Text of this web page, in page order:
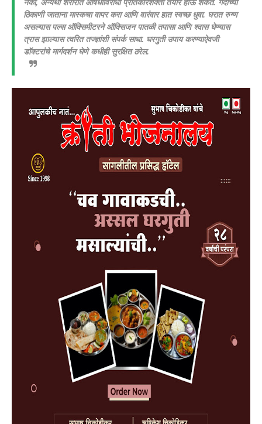
ठिकाणी जाताना मास्कचा वापर करा आणि वारंवार हात स्वच्छ धुवा. घरात रुग्ण
असल्यास पल्स ऑक्सिमीटरने ऑक्सिजन पातळी तपासा आणि श्वास घेण्यास
त्रास झाल्यास त्वरित तज्ज्ञांशी संपर्क साधा. घरगुती उपाय करण्याऐवजी
डॉक्टरांचे मार्गदर्शन घेणे कधीही सुरक्षित ठरेल.